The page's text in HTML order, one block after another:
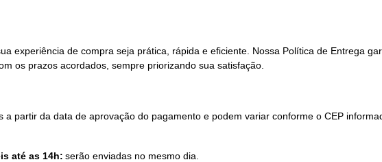
experiência de compra seja prática, rápida e eficiente. Nossa Política de Entrega
os prazos acordados, sempre priorizando sua satisfação.
a partir da data de aprovação do pagamento e podem variar conforme o CEP
até as 14h: serão enviadas no mesmo dia.